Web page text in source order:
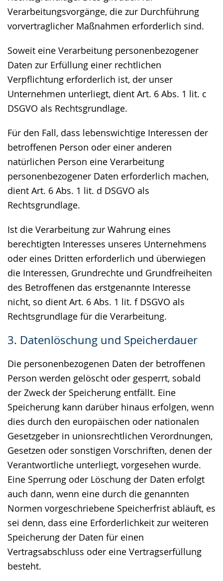
Verarbeitungsvorgänge, die zur Durchführung
vorvertraglicher Maßnahmen erforderlich sind.
Soweit eine Verarbeitung personenbezogener
Daten zur Erfüllung einer rechtlichen
Verpflichtung erforderlich ist, der unser
Unternehmen unterliegt, dient Art. 6 Abs. 1 lit. c
DSGVO als Rechtsgrundlage.
Für den Fall, dass lebenswichtige Interessen der
betroffenen Person oder einer anderen
natürlichen Person eine Verarbeitung
personenbezogener Daten erforderlich machen,
dient Art. 6 Abs. 1 lit. d DSGVO als
Rechtsgrundlage.
Ist die Verarbeitung zur Wahrung eines
berechtigten Interesses unseres Unternehmens
oder eines Dritten erforderlich und überwiegen
die Interessen, Grundrechte und Grundfreiheiten
des Betroffenen das erstgenannte Interesse
nicht, so dient Art. 6 Abs. 1 lit. f DSGVO als
Rechtsgrundlage für die Verarbeitung.
3. Datenlöschung und Speicherdauer
Die personenbezogenen Daten der betroffenen
Person werden gelöscht oder gesperrt, sobald
der Zweck der Speicherung entfällt. Eine
Speicherung kann darüber hinaus erfolgen, wenn
dies durch den europäischen oder nationalen
Gesetzgeber in unionsrechtlichen Verordnungen,
Gesetzen oder sonstigen Vorschriften, denen der
Verantwortliche unterliegt, vorgesehen wurde.
Eine Sperrung oder Löschung der Daten erfolgt
auch dann, wenn eine durch die genannten
Normen vorgeschriebene Speicherfrist abläuft, es
sei denn, dass eine Erforderlichkeit zur weiteren
Speicherung der Daten für einen
Vertragsabschluss oder eine Vertragserfüllung
besteht.